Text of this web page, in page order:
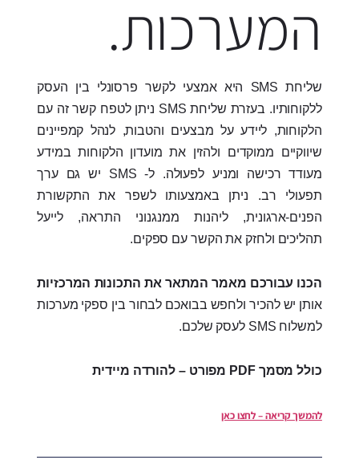
המערכות.
שליחת SMS היא אמצעי לקשר פרסונלי בין העסק
ללקוחותיו. בעזרת שליחת SMS ניתן לטפח קשר זה עם
הלקוחות, ליידע על מבצעים והטבות, לנהל קמפיינים
שיווקיים ממוקדים ולהזין את מועדון הלקוחות במידע
מעודד רכישה ומניע לפעולה. ל- SMS יש גם ערך
תפעולי רב. ניתן באמצעותו לשפר את התקשורת
הפנים-ארגונית, ליהנות ממנגנוני התראה, לייעל
תהליכים ולחזק את הקשר עם ספקים.
הכנו עבורכם מאמר המתאר את התכונות המרכזיות
אותן יש להכיר ולחפש בבואכם לבחור בין ספקי מערכות
למשלוח SMS לעסק שלכם.
כולל מסמך PDF מפורט – להורדה מיידית
להמשך קריאה – לחצו כאן